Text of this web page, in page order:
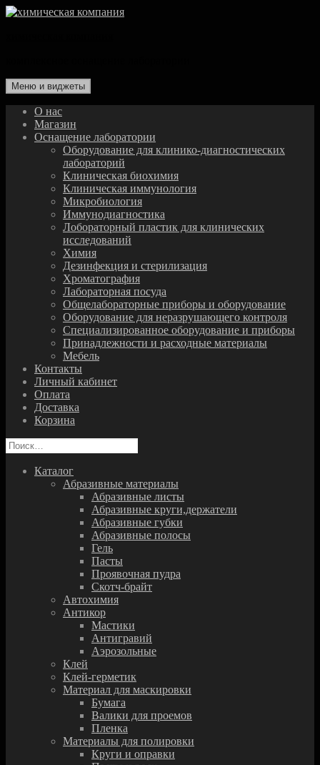
Перейти
Меню и виджеты
О нас
Магазин
Оснащение лаборатории
Оборудование для клинико-диагностических
лабораторий
Клиническая биохимия
Клиническая иммунология
Микробиология
Иммунодиагностика
Лобораторный пластик для клинических
исследований
Химия
Дезинфекция и стерилизация
Хроматография
Лабораторная посуда
Общелабораторные приборы и оборудование
Оборудование для неразрушающего контроля
Специализированное оборудование и приборы
Принадлежности и расходные материалы
Мебель
Контакты
Личный кабинет
Оплата
Доставка
Корзина
Найти:
Каталог
Абразивные материалы
Абразивные листы
Абразивные круги,держатели
Абразивные губки
Абразивные полосы
Гель
Пасты
Проявочная пудра
Скотч-брайт
Автохимия
Антикор
Мастики
Антигравий
Аэрозольные
Клей
Клей-герметик
Материал для маскировки
Бумага
Валики для проемов
Пленка
Материалы для полировки
Круги и оправки